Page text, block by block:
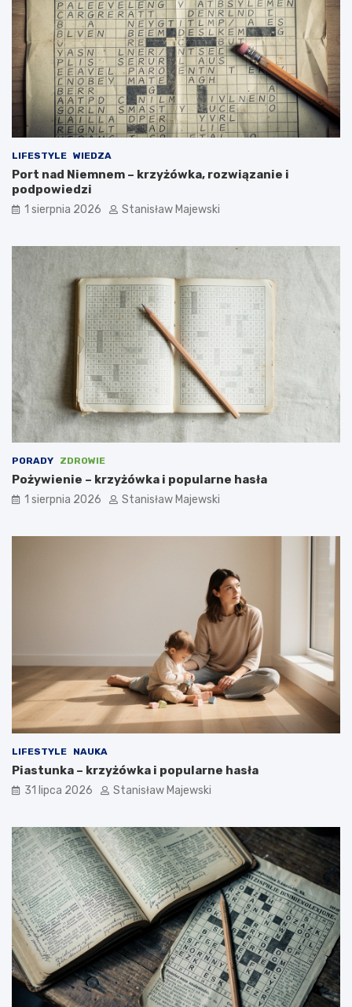
LIFESTYLE WIEDZA
Port nad Niemnem – krzyżówka, rozwiązanie i
podpowiedzi
1 sierpnia 2026 Stanisław Majewski
PORADY ZDROWIE
Pożywienie – krzyżówka i popularne hasła
1 sierpnia 2026 Stanisław Majewski
LIFESTYLE NAUKA
Piastunka – krzyżówka i popularne hasła
31 lipca 2026 Stanisław Majewski